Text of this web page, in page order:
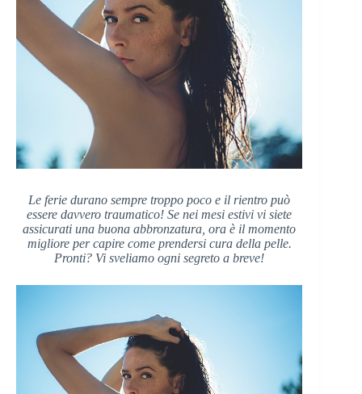
Le ferie durano sempre troppo poco e il rientro può
essere davvero traumatico! Se nei mesi estivi vi siete
assicurati una buona abbronzatura, ora è il momento
migliore per capire come prendersi cura della pelle.
Pronti? Vi sveliamo ogni segreto a breve!